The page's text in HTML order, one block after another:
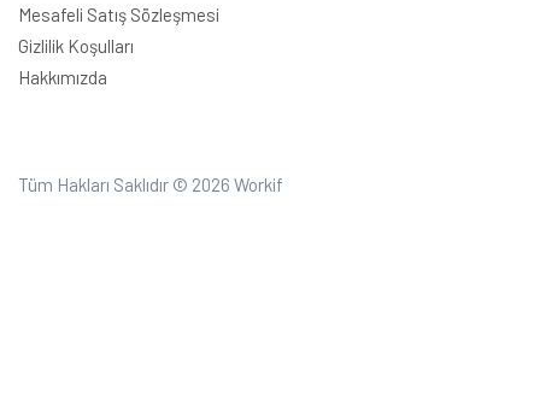
Mesafeli Satış Sözleşmesi
Gizlilik Koşulları
Hakkımızda
Tüm Hakları Saklıdır © 2026 Workif